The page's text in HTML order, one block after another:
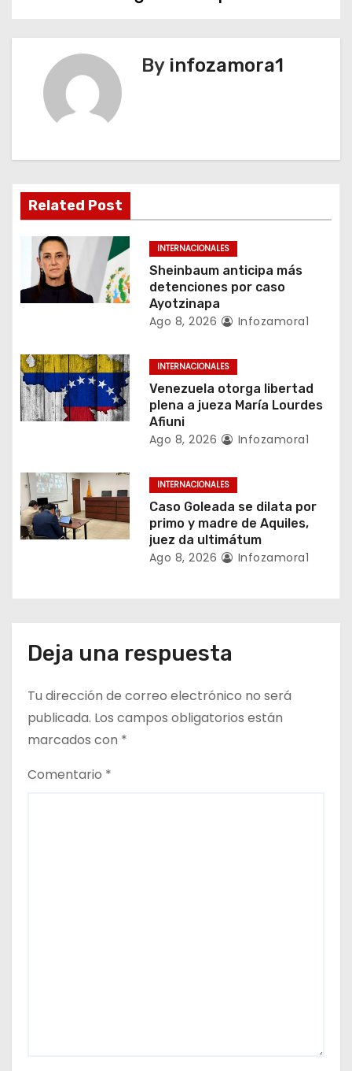
c
i
ó
n
d
e
n
t
a
d
By infozamora1
Related Post
INTERNACIONALES
Sheinbaum anticipa más
detenciones por caso
Ayotzinapa
Ago 8, 2026 Infozamora1
INTERNACIONALES
Venezuela otorga libertad
plena a jueza María Lourdes
Afiuni
Ago 8, 2026 Infozamora1
INTERNACIONALES
Caso Goleada se dilata por
primo y madre de Aquiles,
juez da ultimátum
Ago 8, 2026 Infozamora1
Deja una respuesta
Tu dirección de correo electrónico no será
publicada. Los campos obligatorios están
marcados con *
Comentario *